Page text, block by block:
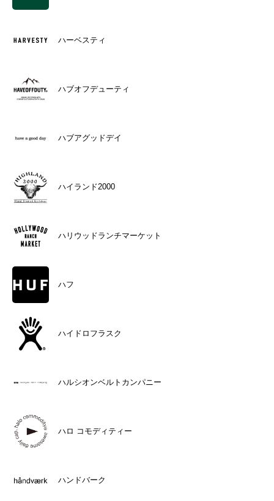
ハーベスティ
ハブオフデューティ
ハブアグッドデイ
ハイランド2000
ハリウッドランチマーケット
ハフ
ハイドロフラスク
ハルシオンベルトカンパニー
ハロ コモディティー
ハンドバーク